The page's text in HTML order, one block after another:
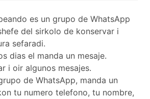
es un grupo de WhatsApp
del sirkolo de konservar i
sefaradi.
dias el manda un mesaje.
i oir algunos mesajes.
de WhatsApp, manda un
tu numero telefono, tu nombre,